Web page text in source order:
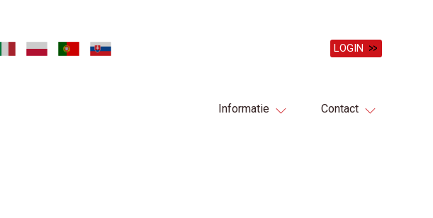
LOGIN
Informatie Contact